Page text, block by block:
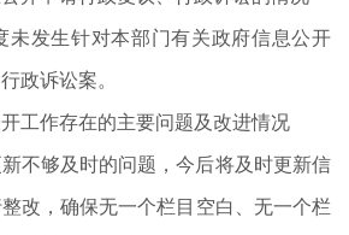
未发生针对本部门有关政府信息公开
政诉讼案。
工作存在的主要问题及改进情况
不够及时的问题，今后将及时更新信
改，确保无一个栏目空白、无一个栏